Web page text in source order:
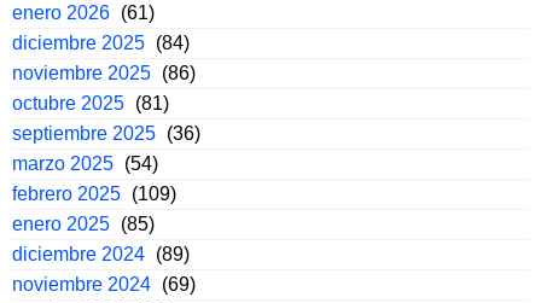
enero 2026 (61)
diciembre 2025 (84)
noviembre 2025 (86)
octubre 2025 (81)
septiembre 2025 (36)
marzo 2025 (54)
febrero 2025 (109)
enero 2025 (85)
diciembre 2024 (89)
noviembre 2024 (69)